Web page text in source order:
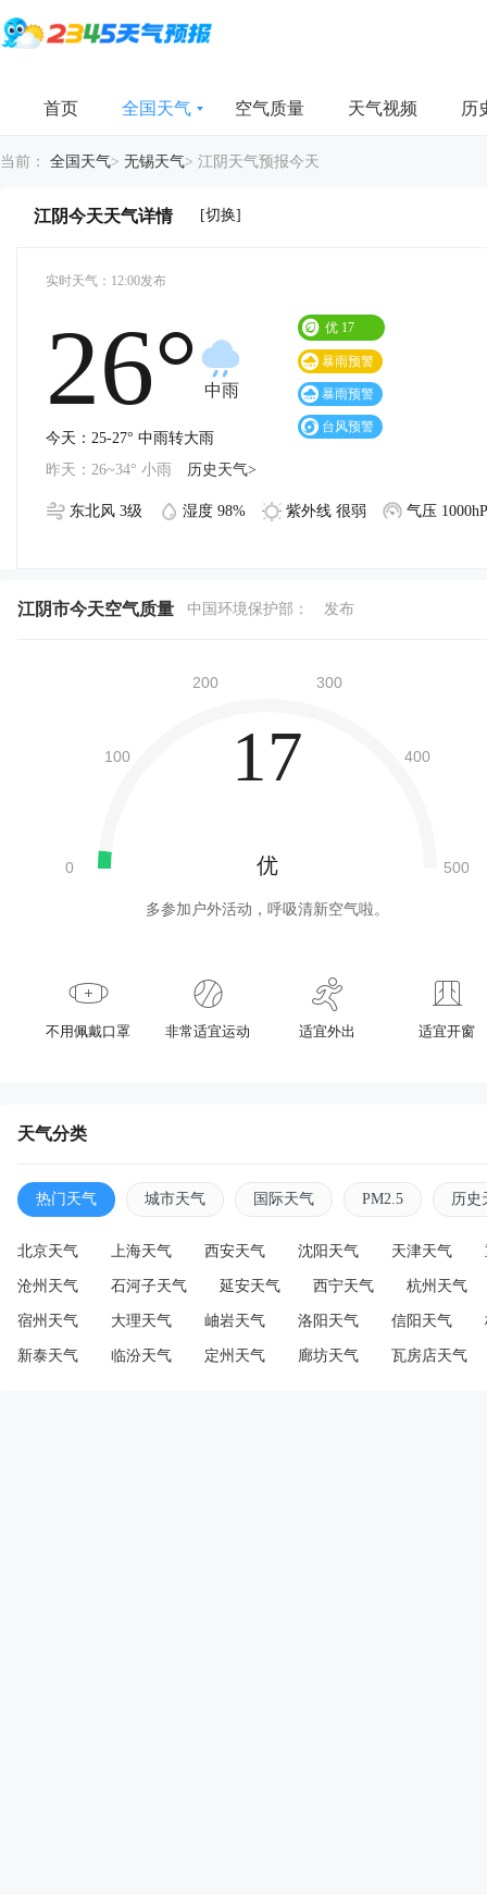
首页 全国天气 空气质量 天气视频 历
当前： 全国天气> 无锡天气> 江阴天气预报今天
江阴今天天气详情 [切换]
实时天气：12:00发布
26° 中雨
优 17
暴雨预警
暴雨预警
台风预警
今天：25-27° 中雨转大雨
昨天：26~34° 小雨
历史天气>
东北风 3级 湿度 98% 紫外线 很弱 气压
江阴市今天空气质量 中国环境保护部： 发布
17
优
多参加户外活动，呼吸清新空气啦。
不用佩戴口罩 非常适宜运动 适宜外出 适宜开窗
天气分类
热门天气 城市天气 国际天气 PM2.5 历史
北京天气 上海天气 西安天气 沈阳天气 天津天气
沧州天气 石河子天气 延安天气 西宁天气 杭州天气
宿州天气 大理天气 岫岩天气 洛阳天气 信阳天气
新泰天气 临汾天气 定州天气 廊坊天气 瓦房店天气